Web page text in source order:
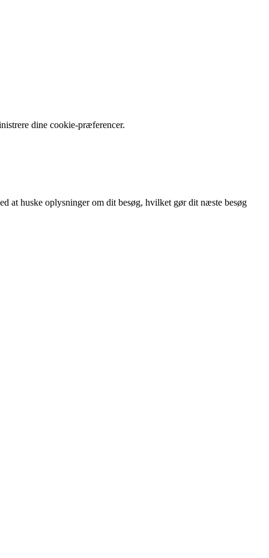
dine cookie-præferencer.
at huske oplysninger om dit besøg, hvilket gør dit næste besøg